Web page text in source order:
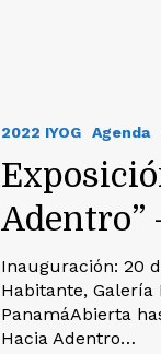
2022 IYOG Agenda
Adentro”
Inauguración: 20
Habitante,
PanamáAbierta
Hacia Adentro…